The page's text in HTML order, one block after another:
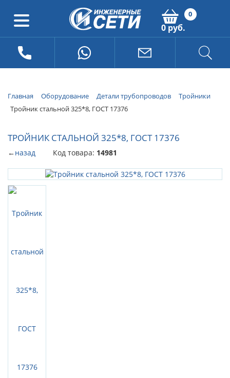
0
0 руб.
Главная Оборудование Детали трубопроводов
Тройники
Тройник стальной 325*8, ГОСТ 17376
ТРОЙНИК СТАЛЬНОЙ 325*8, ГОСТ 17376
←назад Код товара: 14981